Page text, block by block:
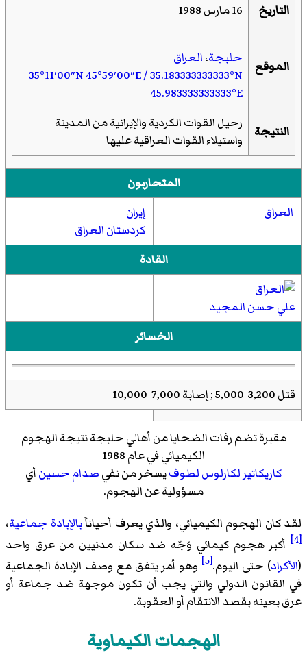
التاريخ 16 مارس 1988
الموقع حلبجة،العراق
35°11′00″N45°59′00″E/35.183333333333°N
45.983333333333°E
النتيجة
رحيل القوات الكردية والإيرانية من المدينة
واستيلاء القوات العراقية عليها
المتحاربون
العراق
إيران
كردستان العراق
القادة
علي حسن المجيد
الخسائر
قتل 3,200-5,000 ; إصابة 7,000-10,000
مقبرة تضم رفات الضحايا من أهالي حلبجة نتيجة الهجوم
الكيميائي في عام 1988
كاريكاتير لكارلوس لطوفيسخر من نفيصدام حسينأي
مسؤولية عن الهجوم.
لقد كان الهجوم الكيميائي، والذي يعرف أحياناًبالإبادة جماعية،
[4]
أكبر هجوم كيمائي وُجّه ضد سكان مدنيين من عرق واحد
(الأكراد) حتى اليوم.[5]
وهو أمر يتفق مع وصف الإبادة الجماعية
في القانون الدولي والتي يجب أن تكون موجهة ضد جماعة أو
عرق بعينه بقصد الانتقام أو العقوبة.
الهجمات الكيماوية